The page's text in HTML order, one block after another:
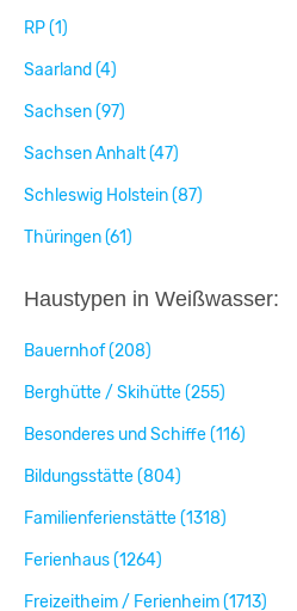
RP (1)
Saarland (4)
Sachsen (97)
Sachsen Anhalt (47)
Schleswig Holstein (87)
Thüringen (61)
Haustypen in Weißwasser:
Bauernhof (208)
Berghütte / Skihütte (255)
Besonderes und Schiffe (116)
Bildungsstätte (804)
Familienferienstätte (1318)
Ferienhaus (1264)
Freizeitheim / Ferienheim (1713)